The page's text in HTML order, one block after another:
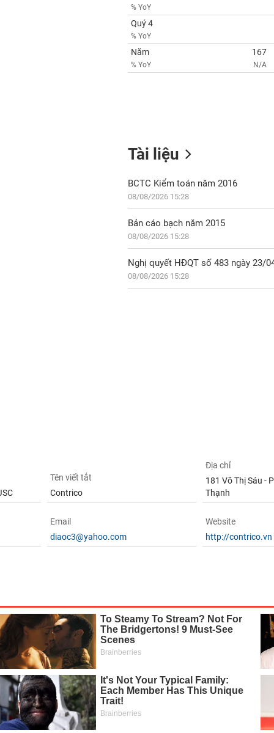
% YoY
Quý 4
% YoY
Năm
% YoY
167
N/A
Tài liệu
BCTC Kiểm toán năm 2016
08/08/2026 15:28
Bản cáo bạch năm 2015
08/08/2026 15:28
Nghị quyết HĐQT số 483 ngày 23/
08/08/2026 15:28
Tên viết tắt
Contrico
Địa chỉ
181 Võ Thị Sáu -
Thạnh
Email
diaoc3@yahoo.com
Website
http://contrico.vn